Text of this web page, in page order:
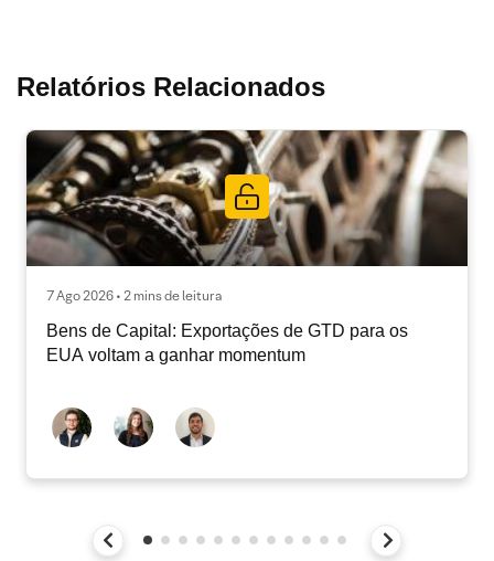
Relatórios Relacionados
7 Ago 2026 • 2 mins de leitura
Bens de Capital: Exportações de GTD para os
EUA voltam a ganhar momentum